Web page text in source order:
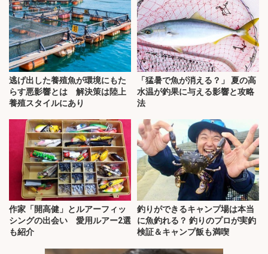
逃げ出した養殖魚が環境にもた
らす悪影響とは 解決策は陸上
養殖スタイルにあり
「猛暑で魚が消える？」 夏の高
水温が釣果に与える影響と攻略
法
作家「開高健」とルアーフィッ
シングの出会い 愛用ルアー2選
も紹介
釣りができるキャンプ場は本当
に魚釣れる？ 釣りのプロが実釣
検証＆キャンプ飯も満喫